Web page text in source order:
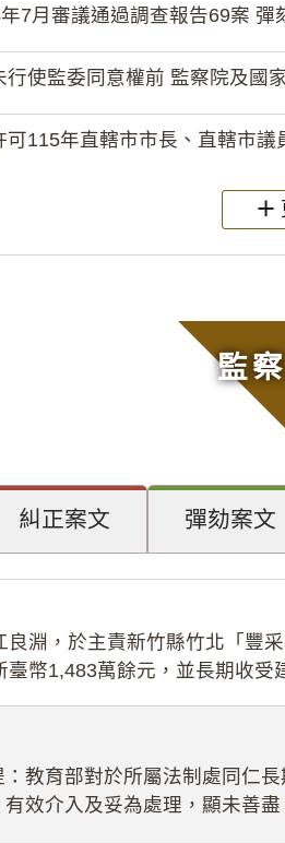
7月審議通過調查報告69案
使監委同意權前 監察院及國
115年直轄市市長、直轄市議
監
糾正案文 彈劾案文
淵，於主責新竹縣竹北「豐
幣1,483萬餘元，並長期收受
教育部對於所屬法制處同仁
效介入及妥為處理，顯未善盡